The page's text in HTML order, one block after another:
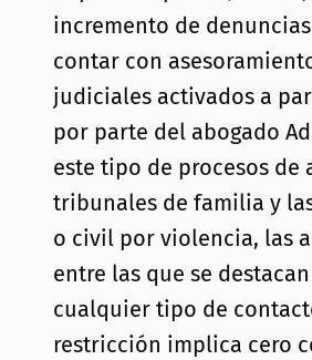
incremento de
contar con
judiciales activados a
por parte del abogado
este tipo de procesos
tribunales de familia y
o civil por violencia, las
entre las que se
cualquier tipo de
restricción implica cero